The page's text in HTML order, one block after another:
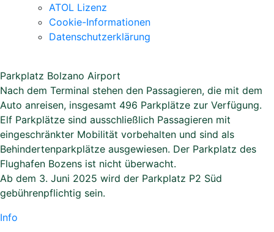
ATOL Lizenz
Cookie-Informationen
Datenschutzerklärung
Parkplatz Bolzano Airport
Nach dem Terminal stehen den Passagieren, die mit dem
Auto anreisen, insgesamt 496 Parkplätze zur Verfügung.
Elf Parkplätze sind ausschließlich Passagieren mit
eingeschränkter Mobilität vorbehalten und sind als
Behindertenparkplätze ausgewiesen. Der Parkplatz des
Flughafen Bozens ist nicht überwacht.
Ab dem 3. Juni 2025 wird der Parkplatz P2 Süd
gebührenpflichtig sein.
Info